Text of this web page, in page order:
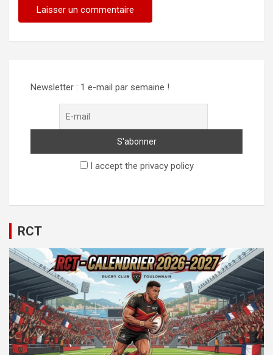
Newsletter : 1 e-mail par semaine !
I accept the privacy policy
RCT